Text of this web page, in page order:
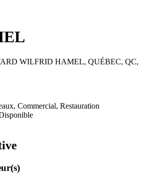
WILFRID HAMEL, QUÉBEC, QC,
Commercial, Restauration